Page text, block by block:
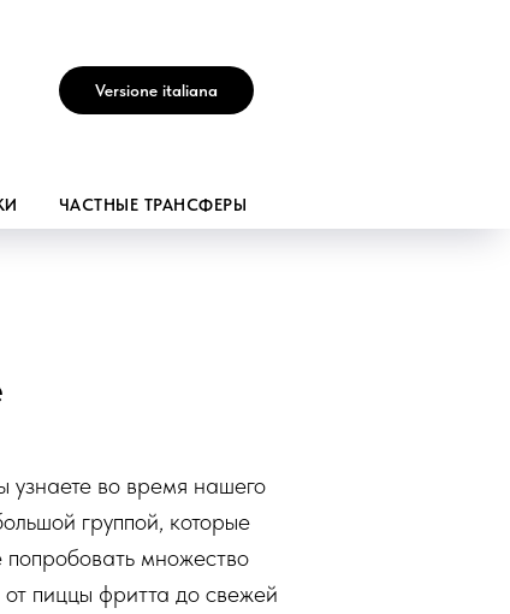
Versione italiana
ЧАСТНЫЕ ТРАНСФЕРЫ
узнаете во время нашего
группой, которые
множество
пиццы фритта до свежей